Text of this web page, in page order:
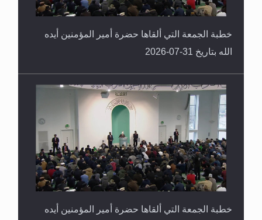
خطبة الجمعة التي ألقاها حضرة أمير المؤمنين أيده
الله بتاريخ 31-07-2026
خطبة الجمعة التي ألقاها حضرة أمير المؤمنين أيده